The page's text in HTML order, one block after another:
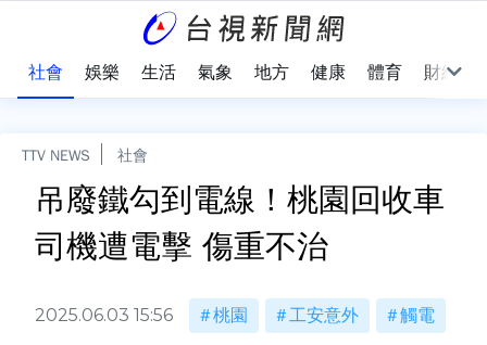
社會 娛樂 生活 氣象 地方 健康 體育 財經
TTV NEWS 社會
吊廢鐵勾到電線！桃園回收車
司機遭電擊 傷重不治
2025.06.03 15:56 桃園 工安意外 觸電